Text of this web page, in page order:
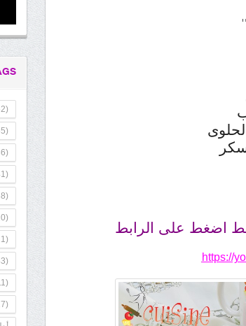
اضغط على الرابط
https://